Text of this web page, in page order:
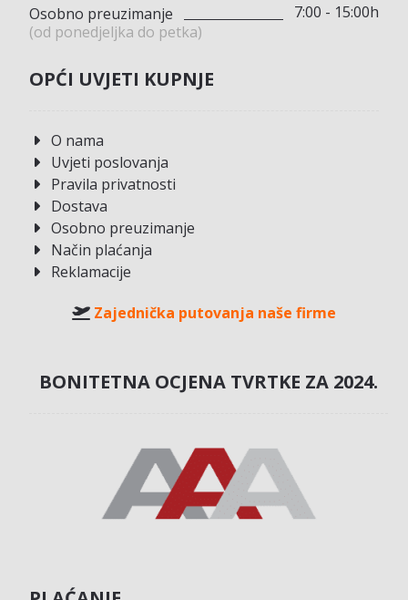
Osobno preuzimanje
(od ponedjeljka do petka)
7:00 - 15:00h
OPĆI UVJETI KUPNJE
O nama
Uvjeti poslovanja
Pravila privatnosti
Dostava
Osobno preuzimanje
Način plaćanja
Reklamacije
Zajednička putovanja naše firme
BONITETNA OCJENA TVRTKE ZA 2024.